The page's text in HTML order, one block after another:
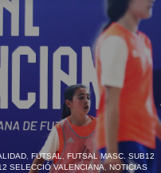
, FUTSAL, FUTSAL MASC. SUB12
SELECCIÓ VALENCIANA, NOTICIAS